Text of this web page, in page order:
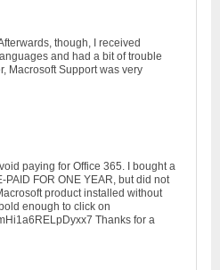
though, I received
and had a bit of trouble
Macrosoft Support was very
paying for Office 365. I bought a
FOR ONE YEAR, but did not
product installed without
enough to click on
Thanks for a